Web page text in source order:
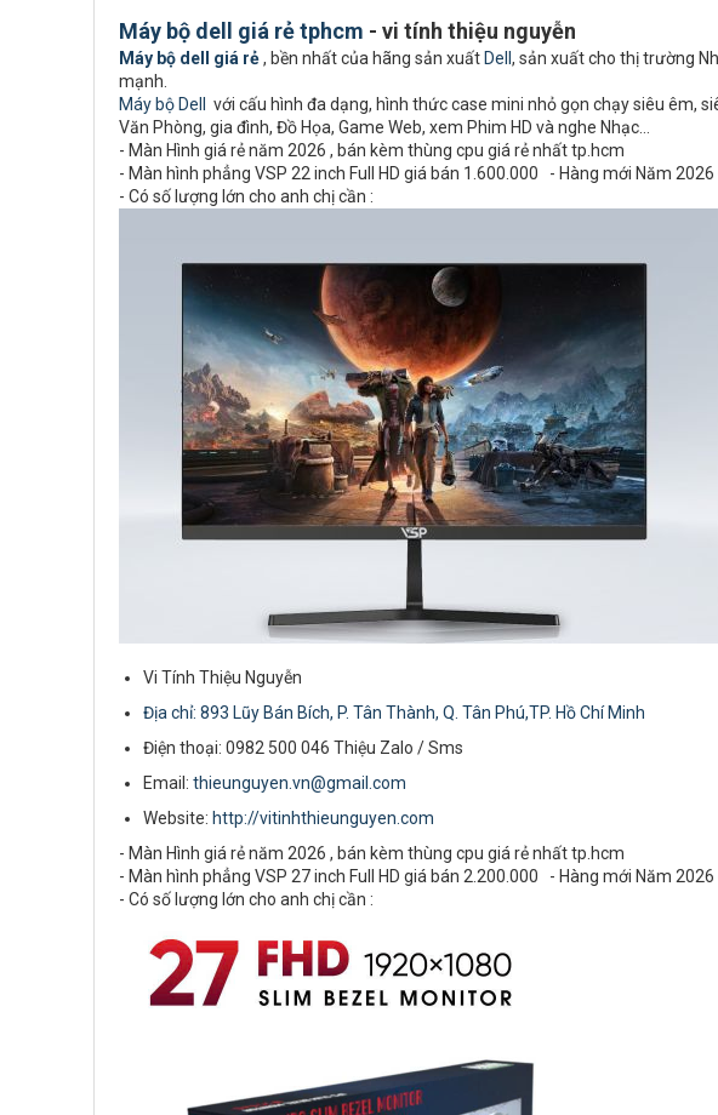
Máy bộ dell giá rẻ tphcm - vi tính thiệu nguyễn
Máy bộ dell giá rẻ, bền nhất của hãng sản xuất Dell , sản xuất cho thị trường
mạnh.
Máy bộ Dell
với cấu hình đa dạng, hình thức case mini nhỏ gọn chạy siêu êm,
Văn Phòng, gia đình, Đồ Họa, Game Web, xem Phim HD và nghe Nhạc…
- Màn Hình giá rẻ năm 2026 , bán kèm thùng cpu giá rẻ nhất tp.hcm
- Màn hình phẳng VSP 22 inch Full HD giá bán 1.600.000 - Hàng mới Năm
- Có số lượng lớn cho anh chị cần :
Vi Tính Thiệu Nguyễn
Địa chỉ: 893 Lũy Bán Bích, P. Tân Thành, Q. Tân Phú,TP. Hồ Chí Minh
Điện thoại: 0982 500 046 Thiệu Zalo / Sms
Email: thieunguyen.vn@gmail.com
Website: http://vitinhthieunguyen.com
- Màn Hình giá rẻ năm 2026 , bán kèm thùng cpu giá rẻ nhất tp.hcm
- Màn hình phẳng VSP 27 inch Full HD giá bán 2.200.000 - Hàng mới Năm
- Có số lượng lớn cho anh chị cần :